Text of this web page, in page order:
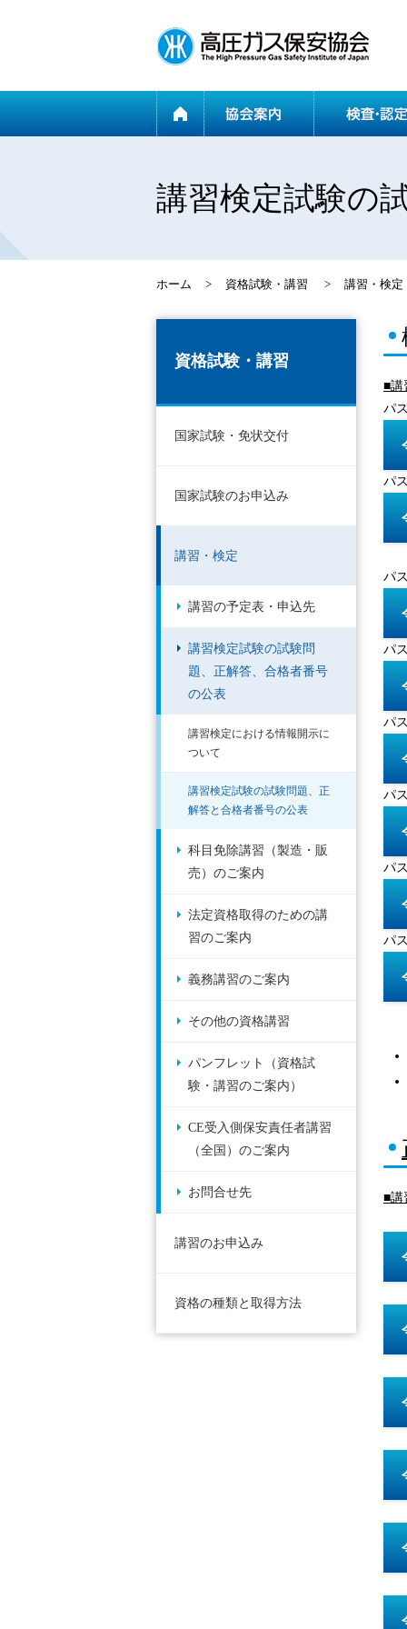
講習検定試験の
ホーム > 資格試験・講習 > 講習・検定
資格試験・講習
国家試験・免状交付
国家試験のお申込み
講習・検定
講習の予定表・申込先
講習検定試験の試験問
題、正解答、合格者番号
の公表
講習検定における情報開示に
ついて
講習検定試験の試験問題、正
解答と合格者番号の公表
科目免除講習（製造・販
売）のご案内
法定資格取得のための講
習のご案内
義務講習のご案内
その他の資格講習
パンフレット（資格試
験・講習のご案内）
CE受入側保安責任者講習
（全国）のご案内
お問合せ先
講習のお申込み
資格の種類と取得方法
■講
パ
パ
パ
パ
パ
パ
パ
パ
■講